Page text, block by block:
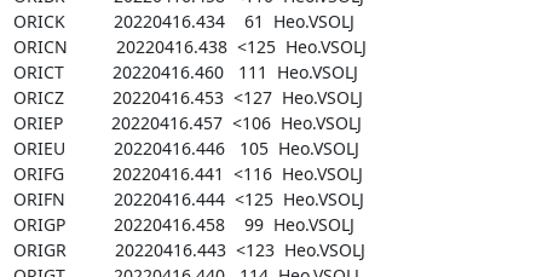
ORICK          20220416.434    61  Heo.VSOLJ
ORICN          20220416.438  <125  Heo.VSOLJ
ORICT          20220416.460   111  Heo.VSOLJ
ORICZ          20220416.453  <127  Heo.VSOLJ
ORIEP          20220416.457  <106  Heo.VSOLJ
ORIEU          20220416.446   105  Heo.VSOLJ
ORIFG          20220416.441  <116  Heo.VSOLJ
ORIFN          20220416.444  <125  Heo.VSOLJ
ORIGP          20220416.458    99  Heo.VSOLJ
ORIGR          20220416.443  <123  Heo.VSOLJ